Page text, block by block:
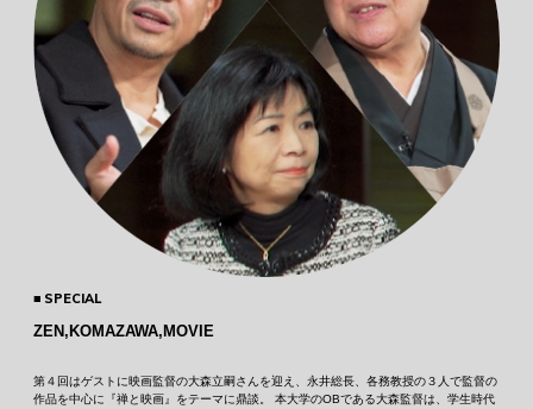
SPECIAL
ZEN,KOMAZAWA,MOVIE
第４回はゲストに映画監督の大森立嗣さんを迎え、永井総長、各務教授の３人で監督の
作品を中心に『禅と映画』をテーマに鼎談。 本大学のOBである大森監督は、学生時代